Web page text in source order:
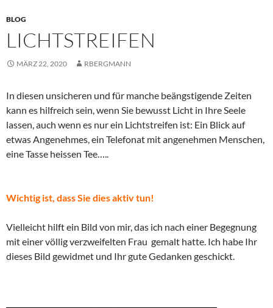
BLOG
LICHTSTREIFEN
MÄRZ 22, 2020 RBERGMANN
In diesen unsicheren und für manche beängstigende Zeiten
kann es hilfreich sein, wenn Sie bewusst Licht in Ihre Seele
lassen, auch wenn es nur ein Lichtstreifen ist: Ein Blick auf
etwas Angenehmes, ein Telefonat mit angenehmen Menschen,
eine Tasse heissen Tee…..
Wichtig ist, dass Sie dies aktiv tun!
Vielleicht hilft ein Bild von mir, das ich nach einer Begegnung
mit einer völlig verzweifelten Frau gemalt hatte. Ich habe Ihr
dieses Bild gewidmet und Ihr gute Gedanken geschickt.